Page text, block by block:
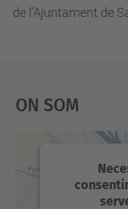
de l’Ajuntament de
On Som